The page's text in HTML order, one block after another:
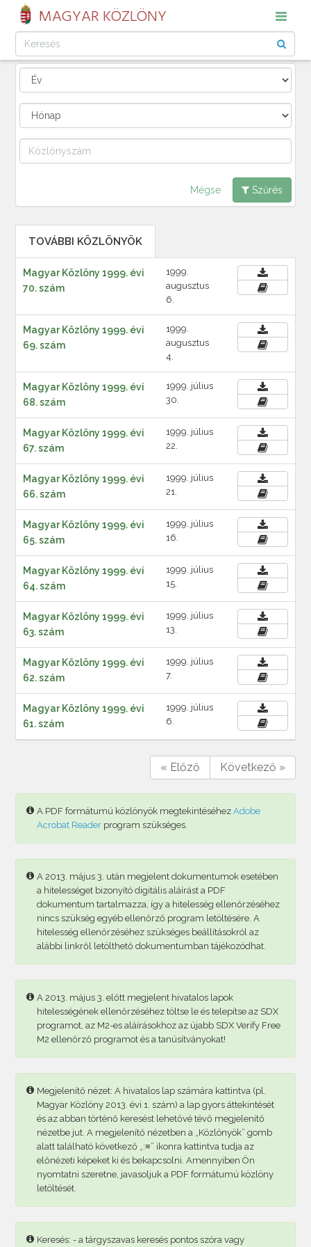
MAGYAR KÖZLÖNY
Mégse Szűrés
TOVÁBBI KÖZLÖNYÖK
Magyar Közlöny 1999. évi
70. szám
1999.
augusztus
6.
Magyar Közlöny 1999. évi
69. szám
1999.
augusztus
4.
Magyar Közlöny 1999. évi
68. szám
1999. július
30.
Magyar Közlöny 1999. évi
67. szám
1999. július
22.
Magyar Közlöny 1999. évi
66. szám
1999. július
21.
Magyar Közlöny 1999. évi
65. szám
1999. július
16.
Magyar Közlöny 1999. évi
64. szám
1999. július
15.
Magyar Közlöny 1999. évi
63. szám
1999. július
13.
Magyar Közlöny 1999. évi
62. szám
1999. július
7.
Magyar Közlöny 1999. évi
61. szám
1999. július
6.
« Előző Következő »
A PDF formátumú közlönyök megtekintéséhezAdobe
Acrobat Reader program szükséges.
A 2013. május 3. után megjelent dokumentumok esetében
a hitelességet bizonyító digitális aláírást a PDF
dokumentum tartalmazza, így a hitelesség ellenőrzéséhez
nincs szükség egyéb ellenőrző program letöltésére. A
hitelesség ellenőrzéséhez szükséges beállításokról az
alábbi linkről letölthető dokumentumban tájékozódhat.
A 2013. május 3. előtt megjelent hivatalos lapok
hitelességének ellenőrzéséhez töltse le és telepítse az SDX
programot, az M2-es aláírásokhoz az újabb SDX Verify Free
M2 ellenőrző programot és a tanúsítványokat!
Megjelenítő nézet: A hivatalos lap számára kattintva (pl.
Magyar Közlöny 2013. évi 1. szám) a lap gyors áttekintését
és az abban történő keresést lehetővé tévő megjelenítő
nézetbe jut. A megjelenítő nézetben a „Közlönyök” gomb
alatt található következő „:≡” ikonra kattintva tudja az
előnézeti képeket ki és bekapcsolni. Amennyiben Ön
nyomtatni szeretne, javasoljuk a PDF formátumú közlöny
letöltését.
Keresés: - a tárgyszavas keresés pontos szóra vagy